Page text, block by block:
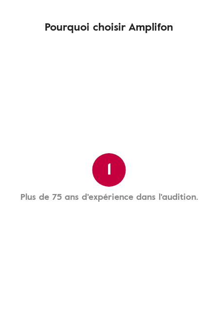
Pourquoi choisir Amplifon
1
Plus de 75 ans d'expérience dans l'audition.